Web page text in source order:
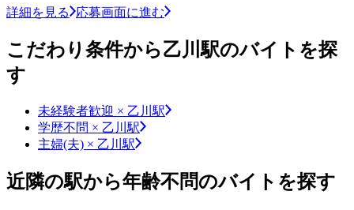
詳細を見る 応募画面に進む
こだわり条件から乙川駅のバイトを探
す
未経験者歓迎 × 乙川駅
学歴不問 × 乙川駅
主婦(夫) × 乙川駅
近隣の駅から年齢不問のバイトを探す